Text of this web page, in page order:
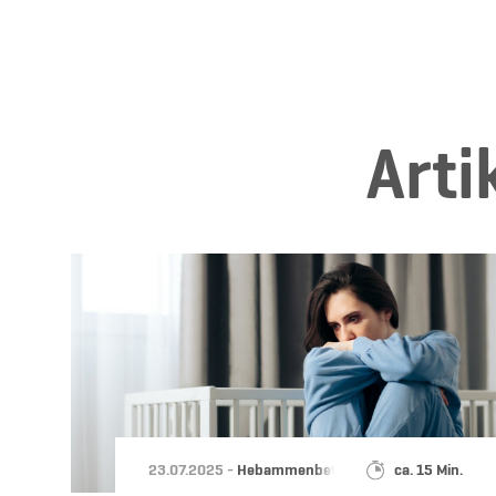
Datum:
23.07.2025 - Kategorie:
Hebammenbetreuung Lesedauer:
ca. 15 Min.